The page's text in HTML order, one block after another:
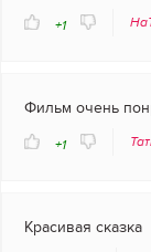
+1
Фильм очень
+1
Красивая сказка